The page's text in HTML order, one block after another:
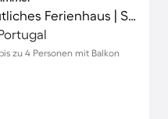
Voll ausgestattetes gemütliches Ferienhaus | Strand in der Nähe | Haustiere erlaubt
zu 4 Personen mit Balkon